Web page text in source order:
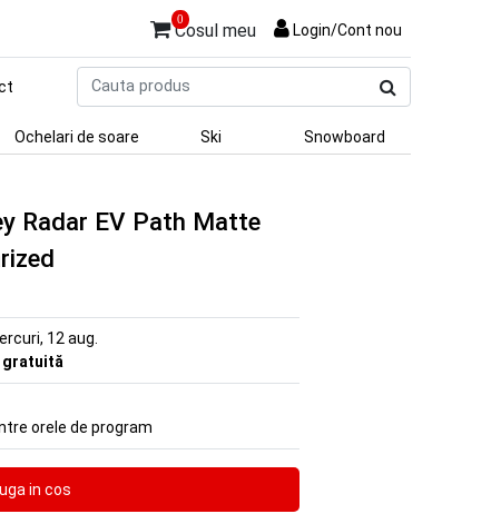
0
Cosul meu Login/Cont nou
produs
Ochelari de soare Ski Snowboard
Radar EV Path Matte
12 aug.
gratuită
orele de program